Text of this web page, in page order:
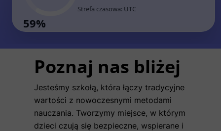
Jesteśmy szkołą, która łączy tradycyjne
wartości z nowoczesnymi metodami
nauczania. Tworzymy miejsce, w którym
dzieci czują się bezpieczne, wspierane i
Poznaj nas bliżej